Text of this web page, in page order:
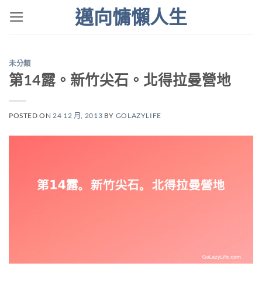
邁向慵懶人生
未分類
第14露。新竹尖石。北得拉曼營地
POSTED ON24 12 月, 2013 BY GOLAZYLIFE